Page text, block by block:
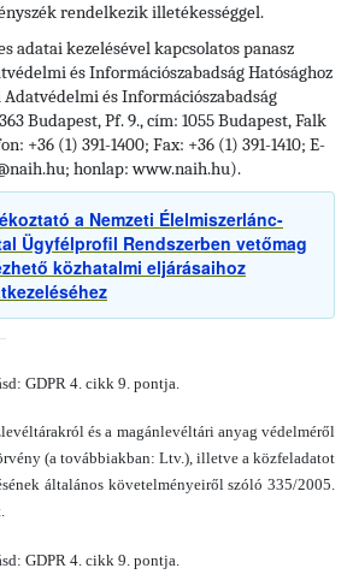
rendelkezik illetékességgel.
adatai kezelésével kapcsolatos panasz
és Információszabadság Hatósághoz
és Információszabadság
Budapest, Pf. 9., cím: 1055 Budapest, Falk
+36 (1) 391-1400; Fax: +36 (1) 391-1410; E-
honlap: www.naih.hu).
a Nemzeti Élelmiszerlánc-
Ügyfélprofil Rendszerben vetőmag
közhatalmi eljárásaihoz
GDPR 4. cikk 9. pontja.
és a magánlevéltári anyag védelméről
(a továbbiakban: Ltv.), illetve a közfeladatot
általános követelményeiről szóló 335/2005.
GDPR 4. cikk 9. pontja.